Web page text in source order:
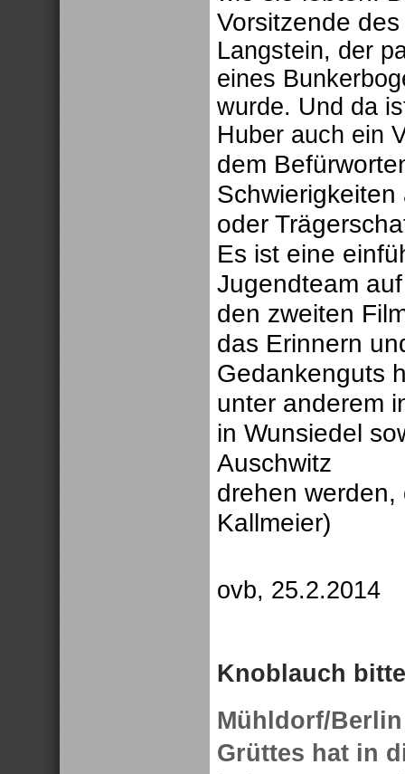
Vorsitzende
Langstein, der
eines
wurde. Und da
Huber auch ein
dem
oder
Es ist eine
Jugendteam
den zweiten
das Erinnern
Gedankenguts
unter anderem
in Wunsiedel
Auschwitz
drehen
Kallmeier)
ovb, 25.2.2014
Knoblauch
Mühldorf/
Grüttes hat in